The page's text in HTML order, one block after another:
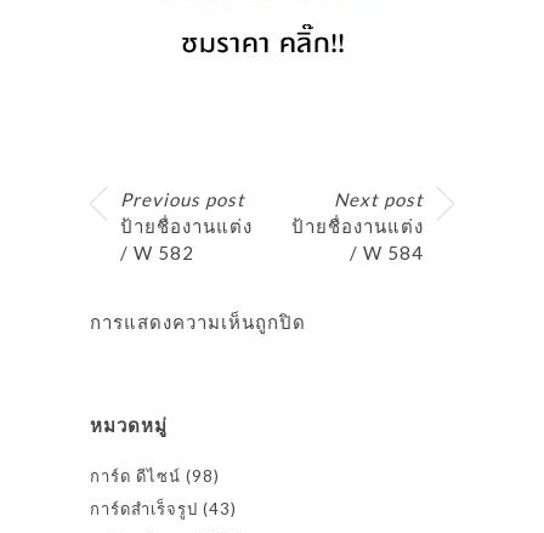
Previous post
ป้ายชื่องานแต่ง
/ W 582
Next post
ป้ายชื่องานแต่ง
/ W 584
การแสดงความเห็นถูกปิด
หมวดหมู่
การ์ด ดีไซน์ (98)
การ์ดสำเร็จรูป (43)